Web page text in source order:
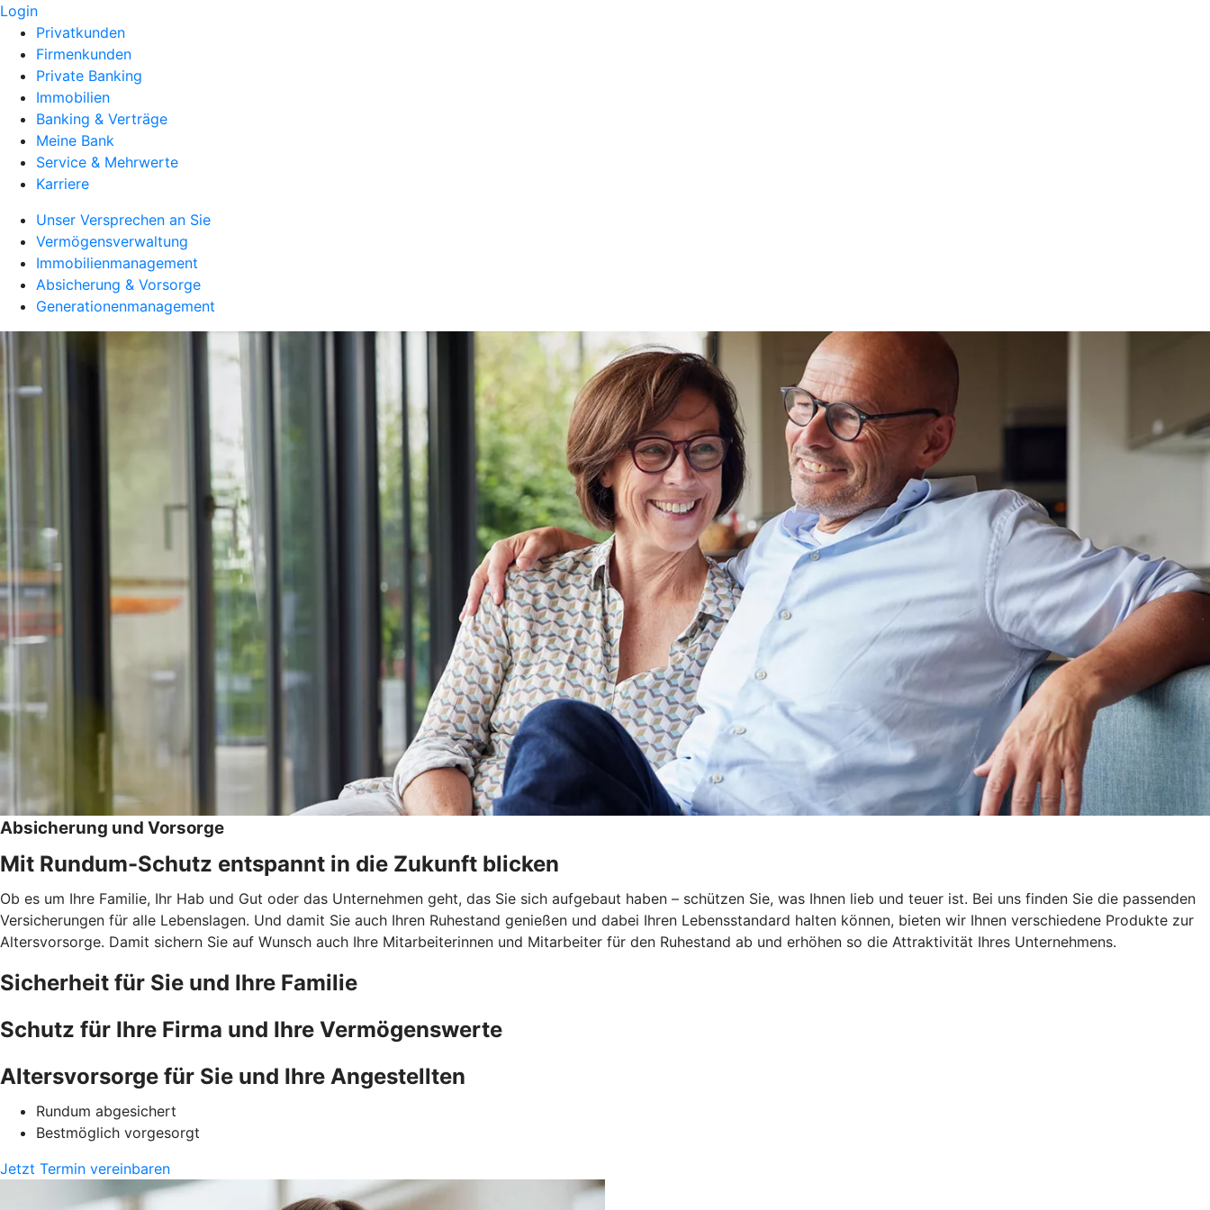
Login
Privatkunden
Firmenkunden
Private Banking
Immobilien
Banking & Verträge
Meine Bank
Service & Mehrwerte
Karriere
Unser Versprechen an Sie
Vermögensverwaltung
Immobilienmanagement
Absicherung & Vorsorge
Generationenmanagement
Absicherung und Vorsorge
Mit Rundum-Schutz entspannt in die Zukunft blicken
Ob es um Ihre Familie, Ihr Hab und Gut oder das Unternehmen geht, das Sie sich aufgebaut haben – schützen Sie, was Ihnen lieb und teuer ist. Bei uns finden Sie die passenden
Versicherungen für alle Lebenslagen. Und damit Sie auch Ihren Ruhestand genießen und dabei Ihren Lebensstandard halten können, bieten wir Ihnen verschiedene Produkte zur
Altersvorsorge. Damit sichern Sie auf Wunsch auch Ihre Mitarbeiterinnen und Mitarbeiter für den Ruhestand ab und erhöhen so die Attraktivität Ihres Unternehmens.
Sicherheit für Sie und Ihre Familie
Schutz für Ihre Firma und Ihre Vermögenswerte
Altersvorsorge für Sie und Ihre Angestellten
Rundum abgesichert
Bestmöglich vorgesorgt
Jetzt Termin vereinbaren